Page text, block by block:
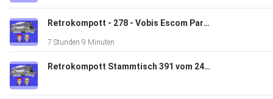
Retrokompott - 278 - Vobis Escom Part 2 (26.07.2026)
7 Stunden 9 Minuten
Retrokompott Stammtisch 391 vom 24.07.2026 (Preview)